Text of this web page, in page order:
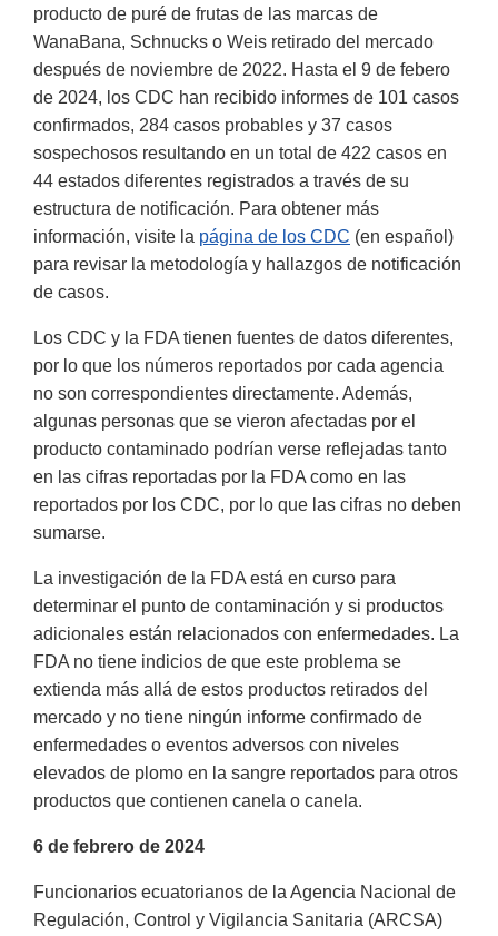
producto de puré de frutas de las marcas de
WanaBana, Schnucks o Weis retirado del mercado
después de noviembre de 2022. Hasta el 9 de febero
de 2024, los CDC han recibido informes de 101 casos
confirmados, 284 casos probables y 37 casos
sospechosos resultando en un total de 422 casos en
44 estados diferentes registrados a través de su
estructura de notificación. Para obtener más
información, visite la página de los CDC (en español)
para revisar la metodología y hallazgos de notificación
de casos.
Los CDC y la FDA tienen fuentes de datos diferentes,
por lo que los números reportados por cada agencia
no son correspondientes directamente. Además,
algunas personas que se vieron afectadas por el
producto contaminado podrían verse reflejadas tanto
en las cifras reportadas por la FDA como en las
reportados por los CDC, por lo que las cifras no deben
sumarse.
La investigación de la FDA está en curso para
determinar el punto de contaminación y si productos
adicionales están relacionados con enfermedades. La
FDA no tiene indicios de que este problema se
extienda más allá de estos productos retirados del
mercado y no tiene ningún informe confirmado de
enfermedades o eventos adversos con niveles
elevados de plomo en la sangre reportados para otros
productos que contienen canela o canela.
6 de febrero de 2024
Funcionarios ecuatorianos de la Agencia Nacional de
Regulación, Control y Vigilancia Sanitaria (ARCSA)